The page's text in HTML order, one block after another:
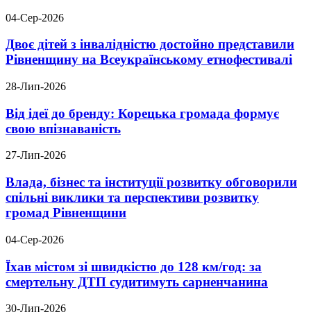
04-Сер-2026
Двоє дітей з інвалідністю достойно представили
Рівненщину на Всеукраїнському етнофестивалі
28-Лип-2026
Від ідеї до бренду: Корецька громада формує
свою впізнаваність
27-Лип-2026
Влада, бізнес та інституції розвитку обговорили
спільні виклики та перспективи розвитку
громад Рівненщини
04-Сер-2026
Їхав містом зі швидкістю до 128 км/год: за
смертельну ДТП судитимуть сарненчанина
30-Лип-2026